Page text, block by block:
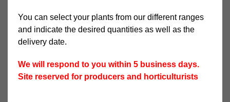
CRÉNEAU DE PRODUCTION
You can select your plants from our different ranges
and indicate the desired quantities as well as the
delivery date.
We will respond to you within 5 business days.
Site reserved for producers and horticulturists